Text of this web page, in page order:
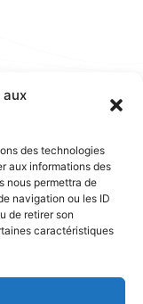
aux
des technologies
aux informations des
nous permettra de
navigation ou les ID
de retirer son
caractéristiques